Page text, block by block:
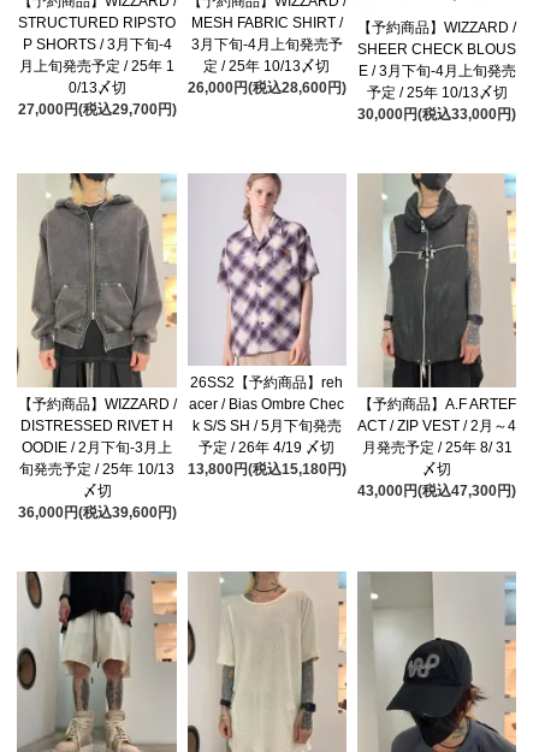
STRUCTURED RIPSTO
P SHORTS / 3月下旬-4
月上旬発売予定 / 25年 1
0/13〆切
27,000円(税込29,700円)
MESH FABRIC SHIRT /
3月下旬-4月上旬発売予
定 / 25年 10/13〆切
26,000円(税込28,600円)
【予約商品】WIZZARD /
SHEER CHECK BLOUS
E / 3月下旬-4月上旬発売
予定 / 25年 10/13〆切
30,000円(税込33,000円)
【予約商品】WIZZARD /
DISTRESSED RIVET H
OODIE / 2月下旬-3月上
旬発売予定 / 25年 10/13
〆切
36,000円(税込39,600円)
26SS2【予約商品】reh
acer / Bias Ombre Chec
k S/S SH / 5月下旬発売
予定 / 26年 4/19 〆切
13,800円(税込15,180円)
【予約商品】A.F ARTEF
ACT / ZIP VEST / 2月～4
月発売予定 / 25年 8/ 31
〆切
43,000円(税込47,300円)